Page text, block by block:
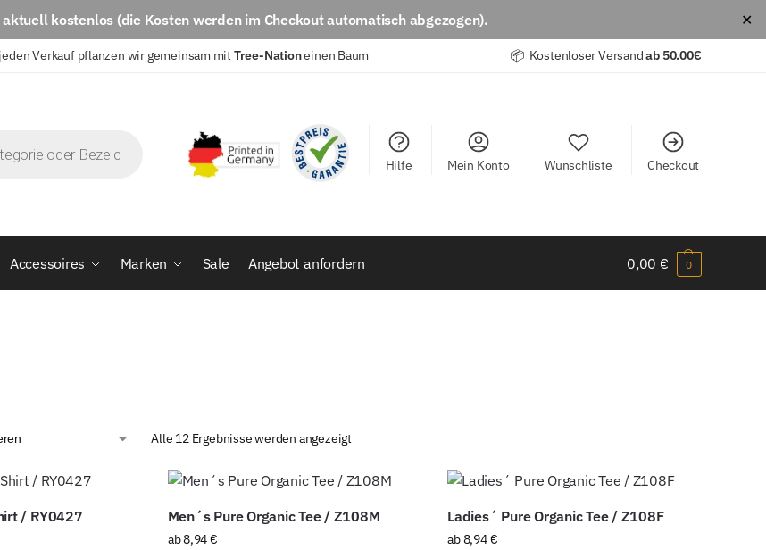
kostenlos (die Kosten werden im Checkout automatisch abgezogen). ✕
Verkauf pflanzen wir gemeinsam mitTree-Nationeinen Baum 📦 Kostenloser Versandab 50.00€
Hilfe Mein Konto Wunschliste Checkout
Accessoires Marken Sale Angebot anfordern 0,00 € 0
Alle 12 Ergebnisse werden angezeigt
/ RY0427 Men´s Pure Organic Tee / Z108M
ab8,94€
Ladies´ Pure Organic Tee / Z108F
ab8,94€